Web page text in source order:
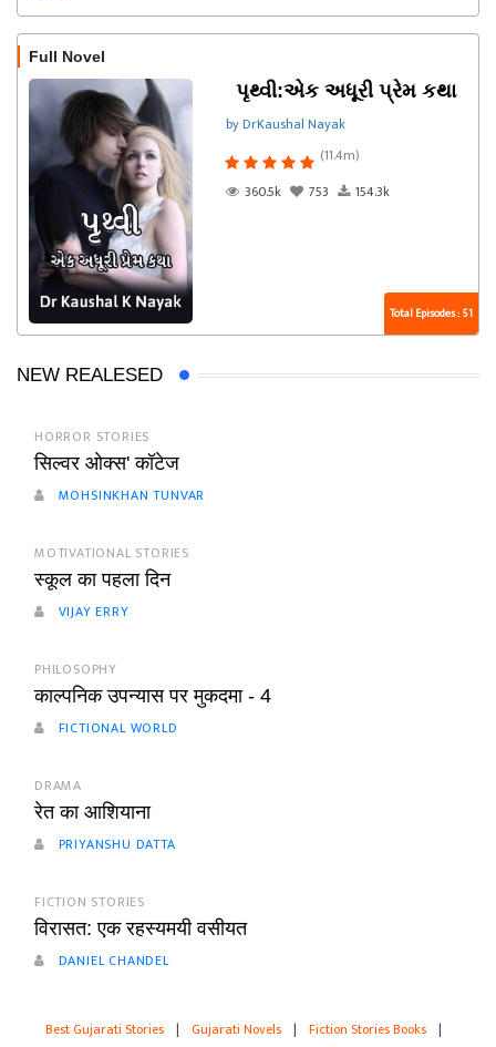
Full Novel
પૃથ્વી:એક અધૂરી પ્રેમ કથા
by DrKaushal Nayak
(11.4m)
360.5k
753 154.3k
Total Episodes : 51
NEW REALESED
HORROR STORIES
सिल्वर ओक्स' कॉटेज
MOHSINKHAN TUNVAR
MOTIVATIONAL STORIES
स्कूल का पहला दिन
VIJAY ERRY
PHILOSOPHY
काल्पनिक उपन्यास पर मुकदमा - 4
FICTIONAL WORLD
DRAMA
रेत का आशियाना
PRIYANSHU DATTA
FICTION STORIES
विरासत: एक रहस्यमयी वसीयत
DANIEL CHANDEL
Best Gujarati Stories | Gujarati Novels | Fiction Stories Books |